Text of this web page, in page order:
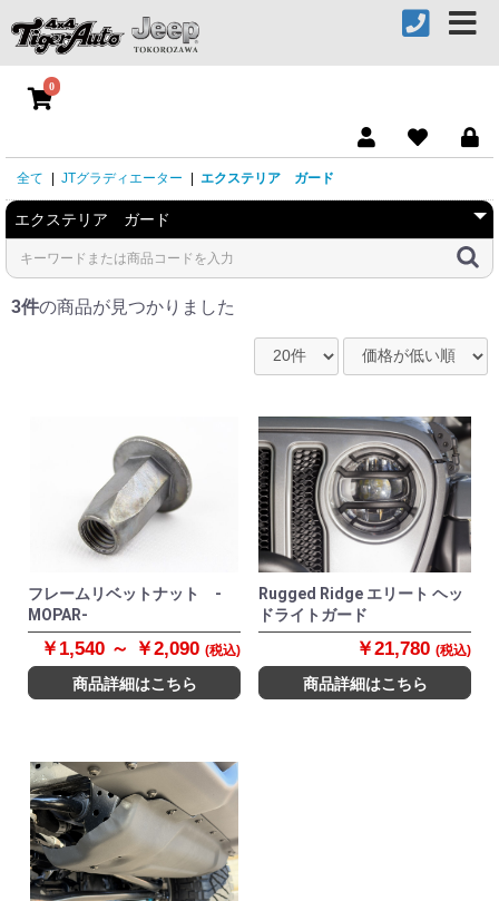
0
全て JTグラディエーター エクステリア ガード
3件の商品が見つかりました
フレームリベットナット -
MOPAR-
￥1,540 ～ ￥2,090 (税込)
商品詳細はこちら
Rugged Ridge エリート ヘッ
ドライトガード
￥21,780 (税込)
商品詳細はこちら